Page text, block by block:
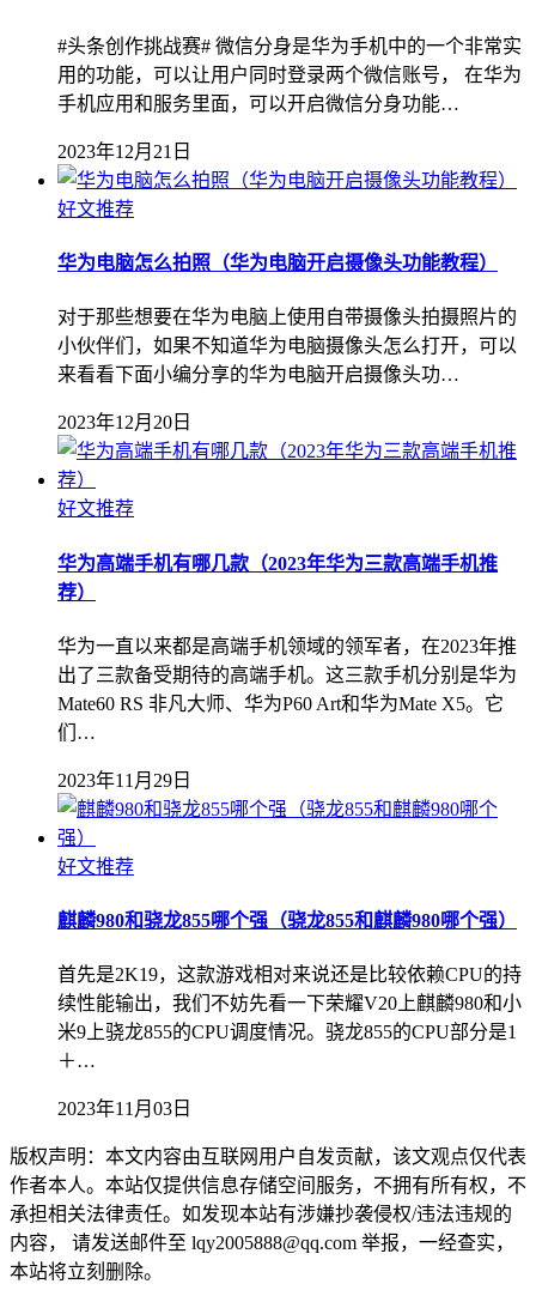
#头条创作挑战赛# 微信分身是华为手机中的一个非常实
用的功能，可以让用户同时登录两个微信账号， 在华为
手机应用和服务里面，可以开启微信分身功能…
2023年12月21日
好文推荐
华为电脑怎么拍照（华为电脑开启摄像头功能教程）
对于那些想要在华为电脑上使用自带摄像头拍摄照片的
小伙伴们，如果不知道华为电脑摄像头怎么打开，可以
来看看下面小编分享的华为电脑开启摄像头功…
2023年12月20日
好文推荐
华为高端手机有哪几款（2023年华为三款高端手机推
荐）
华为一直以来都是高端手机领域的领军者，在2023年推
出了三款备受期待的高端手机。这三款手机分别是华为
Mate60 RS 非凡大师、华为P60 Art和华为Mate X5。它
们…
2023年11月29日
好文推荐
麒麟980和骁龙855哪个强（骁龙855和麒麟980哪个强）
首先是2K19，这款游戏相对来说还是比较依赖CPU的持
续性能输出，我们不妨先看一下荣耀V20上麒麟980和小
米9上骁龙855的CPU调度情况。骁龙855的CPU部分是1
＋…
2023年11月03日
版权声明：本文内容由互联网用户自发贡献，该文观点仅代表
作者本人。本站仅提供信息存储空间服务，不拥有所有权，不
承担相关法律责任。如发现本站有涉嫌抄袭侵权/违法违规的
内容， 请发送邮件至 lqy2005888@qq.com 举报，一经查实，
本站将立刻删除。